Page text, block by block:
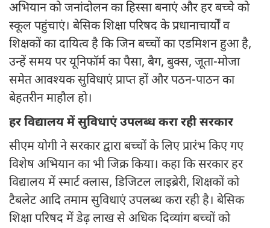
अभियान को जनांदोलन का हिस्सा बनाएं और हर बच्चे को
स्कूल पहुंचाएं। बेसिक शिक्षा परिषद के प्रधानाचार्यों व
शिक्षकों का दायित्व है कि जिन बच्चों का एडमिशन हुआ है,
उन्हें समय पर यूनिफॉर्म का पैसा, बैग, बुक्स, जूता-मोजा
समेत आवश्यक सुविधाएं प्राप्त हों और पठन-पाठन का
बेहतरीन माहौल हो।
हर विद्यालय में सुविधाएं उपलब्ध करा रही सरकार
सीएम योगी ने सरकार द्वारा बच्चों के लिए प्रारंभ किए गए
विशेष अभियान का भी जिक्र किया। कहा कि सरकार हर
विद्यालय में स्मार्ट क्लास, डिजिटल लाइब्रेरी, शिक्षकों को
टैबलेट आदि तमाम सुविधाएं उपलब्ध करा रही है। बेसिक
शिक्षा परिषद में डेढ़ लाख से अधिक दिव्यांग बच्चों को